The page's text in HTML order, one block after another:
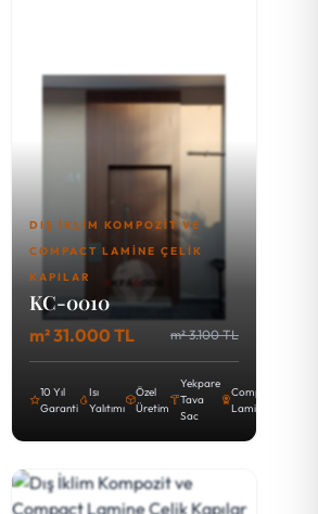
DIŞ İKLIM KOMPOZIT VE
COMPACT LAMINE ÇELIK
KAPILAR
KC-0010
m² 31.000 TL m² 3.100 TL
10 Yıl
Garanti
Isı
Yalıtımı
Özel
Üretim
Yekpare
Tava
Sac
Compact
Lamine